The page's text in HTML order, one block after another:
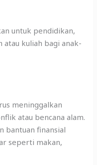
untuk pendidikan,
kuliah bagi anak-
meninggalkan
atau bencana alam.
bantuan finansial
seperti makan,